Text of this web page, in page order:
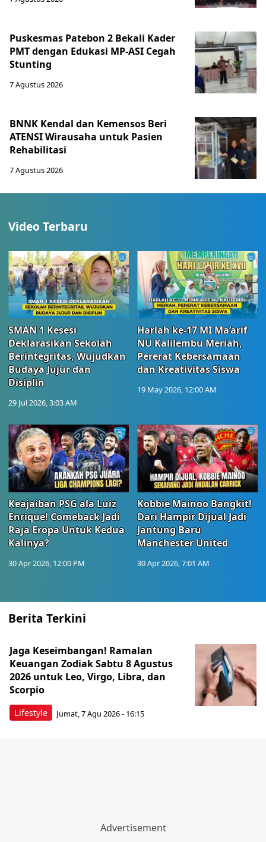
Puskesmas Patebon 2 Bekali Kader
PMT dengan Edukasi MP-ASI Cegah
Stunting
7 Agustus 2026
BNNK Kendal dan Kemensos Beri
ATENSI Wirausaha untuk Pasien
Rehabilitasi
7 Agustus 2026
Video Terbaru
SMAN 1 Kesesi
Deklarasikan Sekolah
Berintegritas, Wujudkan
Budaya Jujur dan
Disiplin
29 Jul 2026, 3:03 AM
Harlah ke-17 MI Ma’arif
NU Kalilembu Meriah,
Pererat Kebersamaan
dan Kreativitas Siswa
19 May 2026, 12:00 AM
Keajaiban PSG ala Luiz
Enrique! Comeback Jadi
Raja Eropa Untuk Kedua
Kalinya?
30 Apr 2026, 12:00 PM
Kobbie Mainoo Bangkit!
Dari Hampir Dijual Jadi
Jantung Baru
Manchester United
30 Apr 2026, 7:01 AM
Berita Terkini
Lifestyle
Jaga Keseimbangan! Ramalan
Keuangan Zodiak Sabtu 8 Agustus
2026 untuk Leo, Virgo, Libra, dan
Scorpio
Jumat, 7 Agu 2026 - 16:15